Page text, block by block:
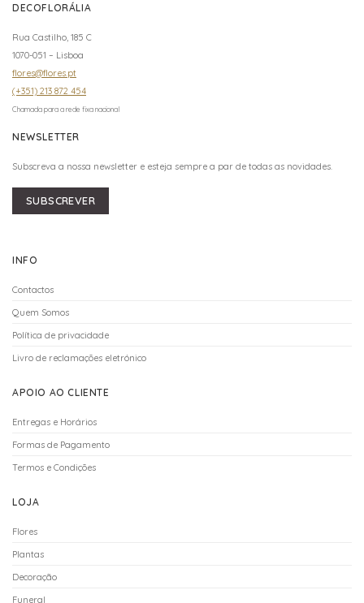
DECOFLORÁLIA
Rua Castilho, 185 C
1070-051 – Lisboa
flores@flores.pt
(+351) 213 872 454
Chamada para a rede fixa nacional
NEWSLETTER
Subscreva a nossa newsletter e esteja sempre a par de todas as novidades.
SUBSCREVER
INFO
Contactos
Quem Somos
Política de privacidade
Livro de reclamações eletrónico
APOIO AO CLIENTE
Entregas e Horários
Formas de Pagamento
Termos e Condições
LOJA
Flores
Plantas
Decoração
Funeral